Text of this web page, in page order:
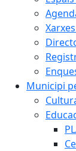
Municipi